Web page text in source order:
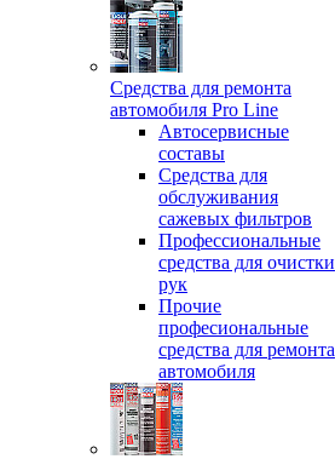
Средства для ремонта
автомобиля Pro Line
Автосервисные
составы
Средства для
обслуживания
сажевых фильтров
Профессиональные
средства для очистки
рук
Прочие
професиональные
средства для ремонта
автомобиля